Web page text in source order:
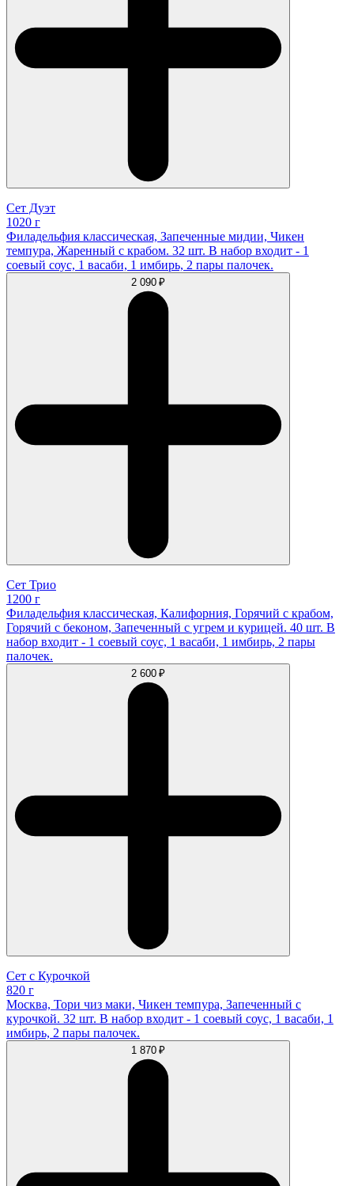
Сет Дуэт
1020 г
Филадельфия классическая, Запеченные мидии, Чикен
темпура, Жаренный с крабом. 32 шт. В набор входит - 1
соевый соус, 1 васаби, 1 имбирь, 2 пары палочек.
2 090 ₽
Сет Трио
1200 г
Филадельфия классическая, Калифорния, Горячий с крабом,
Горячий с беконом, Запеченный с угрем и курицей. 40 шт. В
набор входит - 1 соевый соус, 1 васаби, 1 имбирь, 2 пары
палочек.
2 600 ₽
Сет с Курочкой
820 г
Москва, Тори чиз маки, Чикен темпура, Запеченный с
курочкой. 32 шт. В набор входит - 1 соевый соус, 1 васаби, 1
имбирь, 2 пары палочек.
1 870 ₽